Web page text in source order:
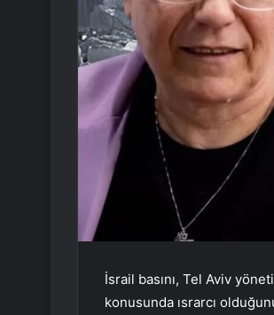
İsrail basını, Tel Aviv
konusunda ısrarcı